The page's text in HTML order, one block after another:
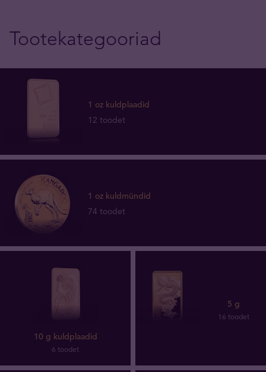
Tootekategooriad
1 oz kuldplaadid
12 toodet
1 oz kuldmündid
74 toodet
10 g kuldplaadid
6 toodet
5 g
16 toodet